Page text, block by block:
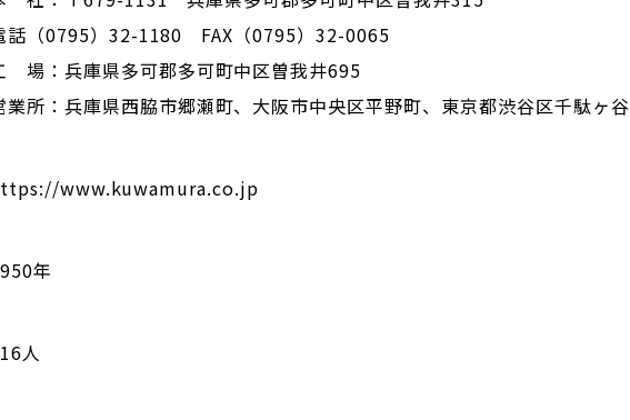
話（0795）32-1180 FAX（0795）32-0065
場：兵庫県多可郡多可町中区曽我井695
業所：兵庫県西脇市郷瀬町、大阪市中央区平野町、東京都渋谷区千駄ヶ谷
www.kuwamura.co.jp
年
人